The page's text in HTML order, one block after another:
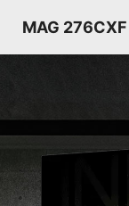
MAG 276CXF